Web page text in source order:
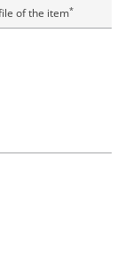
of the item*